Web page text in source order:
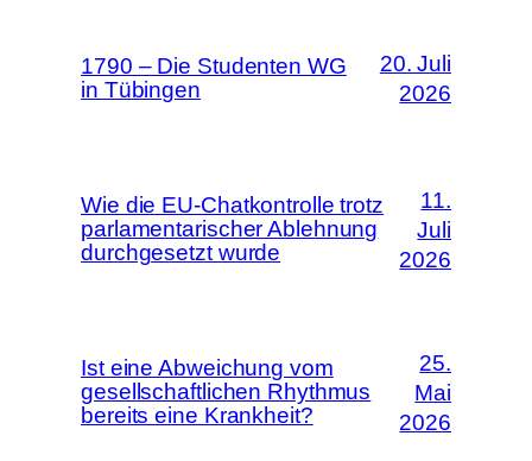
1790 – Die Studenten WG
in Tübingen
20. Juli
2026
Wie die EU-Chatkontrolle trotz
parlamentarischer Ablehnung
durchgesetzt wurde
11.
Juli
2026
Ist eine Abweichung vom
gesellschaftlichen Rhythmus
bereits eine Krankheit?
25.
Mai
2026